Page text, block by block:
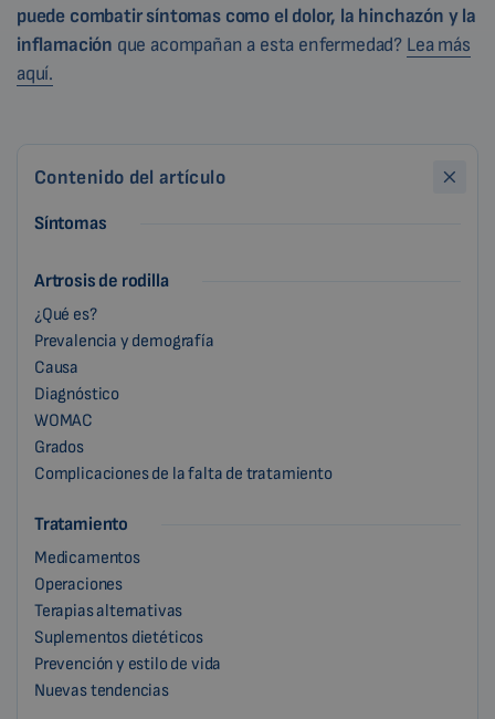
puede combatir síntomas como el dolor, la hinchazón y la
inflamación que acompañan a esta enfermedad? Lea más
aquí.
Contenido del artículo
Síntomas
Artrosis de rodilla
¿Qué es?
Prevalencia y demografía
Causa
Diagnóstico
WOMAC
Grados
Complicaciones de la falta de tratamiento
Tratamiento
Medicamentos
Operaciones
Terapias alternativas
Suplementos dietéticos
Prevención y estilo de vida
Nuevas tendencias